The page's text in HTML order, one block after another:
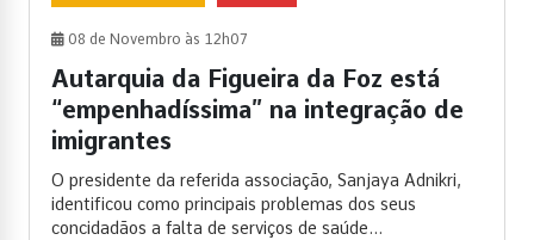
08 de Novembro às 12h07
Autarquia da Figueira da Foz está
“empenhadíssima” na integração de
imigrantes
O presidente da referida associação, Sanjaya Adnikri,
identificou como principais problemas dos seus
concidadãos a falta de serviços de saúde...